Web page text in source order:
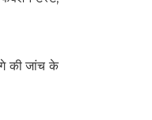
की जांच के